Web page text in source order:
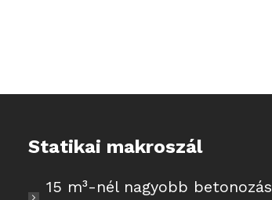
Statikai makroszál
15 m³-nél nagyobb betonozás